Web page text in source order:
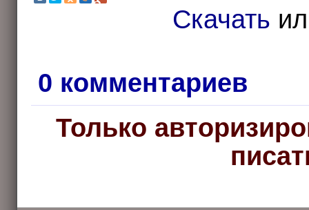
Скачать
0 комментариев
Только